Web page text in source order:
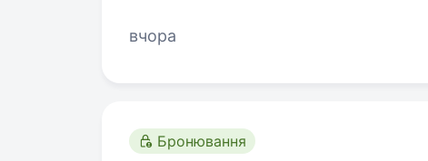
вчора
Бронювання